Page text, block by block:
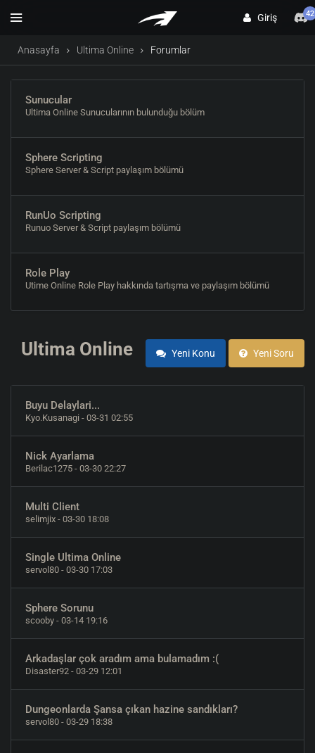
Giriş 42
Anasayfa Ultima Online Forumlar
Sunucular
Ultima Online Sunucularının bulunduğu bölüm
Sphere Scripting
Sphere Server & Script paylaşım bölümü
RunUo Scripting
Runuo Server & Script paylaşım bölümü
Role Play
Utime Online Role Play hakkında tartışma ve paylaşım bölümü
Ultima Online Yeni Konu Yeni Soru
Buyu Delaylari...
Kyo.Kusanagi - 03-31 02:55
Nick Ayarlama
Berilac1275 - 03-30 22:27
Multi Client
selimjix - 03-30 18:08
Single Ultima Online
servol80 - 03-30 17:03
Sphere Sorunu
scooby - 03-14 19:16
Arkadaşlar çok aradım ama bulamadım :(
Disaster92 - 03-29 12:01
Dungeonlarda Şansa çıkan hazine sandıkları?
servol80 - 03-29 18:38